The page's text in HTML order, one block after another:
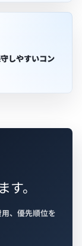
しやすいコン
。
、優先順位を